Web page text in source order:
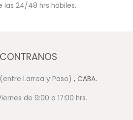
las 24/48 hrs hábiles.
Larrea y Paso) , CABA.
de 9:00 a 17:00 hrs.